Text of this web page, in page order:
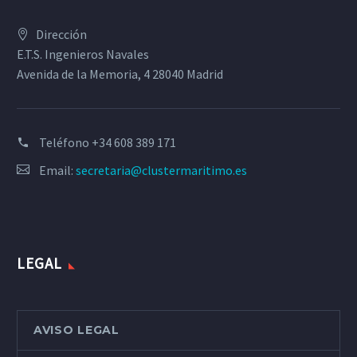
Dirección
E.T.S. Ingenieros Navales
Avenida de la Memoria, 4 28040 Madrid
Teléfono +34 608 389 171
Email: secretaria@clustermaritimo.es
LEGAL
AVISO LEGAL